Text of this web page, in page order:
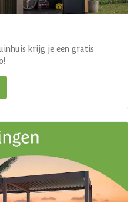
krijg je een gratis